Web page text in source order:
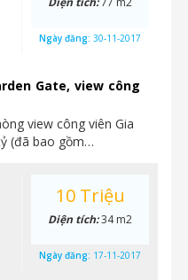
Gate, view công
view công viên Gia
(đã bao gồm…
Ngày đăng: 30-11-2017
10 Triệu
Diện tích:34 m2
Ngày đăng: 17-11-2017